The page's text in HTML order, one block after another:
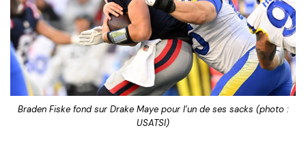
Braden Fiske fond sur Drake Maye pour l’un de ses sacks (photo :
USATSI)